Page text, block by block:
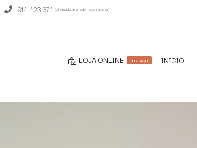
914 423 374 (Chamada para rede móvel nacional)
LOJA ONLINE DESTAQUE INICIO